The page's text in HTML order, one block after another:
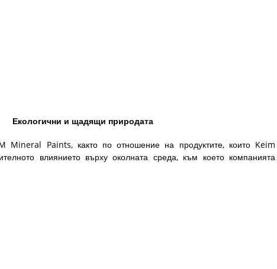
и щадящи природата
Mineral Paints, както по отношение на продуктите, които Keim
влиянието върху околната среда, към което компанията